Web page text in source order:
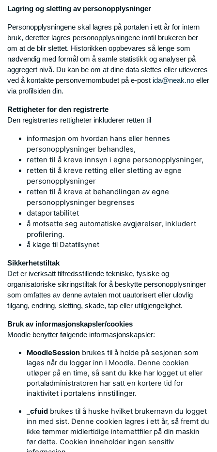
Lagring og sletting av personopplysninger
Personopplysningene skal lagres på portalen i ett år for intern
bruk, deretter lagres personopplysningene inntil brukeren ber
om at de blir slettet. Historikken oppbevares så lenge som
nødvendig med formål om å samle statistikk og analyser på
aggregert nivå. Du kan be om at dine data slettes eller utleveres
ved å kontakte personvernombudet på e-post ida@neak.no eller
via profilsiden din.
Rettigheter for den registrerte
Den registrertes rettigheter inkluderer retten til
informasjon om hvordan hans eller hennes
personopplysninger behandles,
retten til å kreve innsyn i egne personopplysninger,
retten til å kreve retting eller sletting av egne
personopplysninger
retten til å kreve at behandlingen av egne
personopplysninger begrenses
dataportabilitet
å motsette seg automatiske avgjørelser, inkludert
profilering.
å klage til Datatilsynet
Sikkerhetstiltak
Det er iverksatt tilfredsstillende tekniske, fysiske og
organisatoriske sikringstiltak for å beskytte personopplysninger
som omfattes av denne avtalen mot uautorisert eller ulovlig
tilgang, endring, sletting, skade, tap eller utilgjengelighet.
Bruk av informasjonskapsler/cookies
Moodle benytter følgende informasjonskapsler:
MoodleSession brukes til å holde på sesjonen som
lages når du logger inn i Moodle. Denne cookien
utløper på en time, så sant du ikke har logget ut eller
portaladministratoren har satt en kortere tid for
inaktivitet i portalens innstillinger.
_cfuid brukes til å huske hvilket brukernavn du logget
inn med sist. Denne cookien lagres i ett år, så fremt du
ikke tømmer midlertidige internettfiler på din maskin
før dette. Cookien inneholder ingen sensitiv